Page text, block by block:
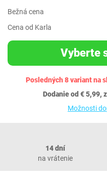
Bežná cena
Cena od Karla
Vyberte
Posledných 8 variant na
Dodanie od € 5,99,
Možnosti
14 dní
na vrátenie